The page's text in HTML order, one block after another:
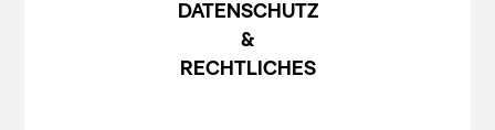
DATENSCHUTZ
&
RECHTLICHES